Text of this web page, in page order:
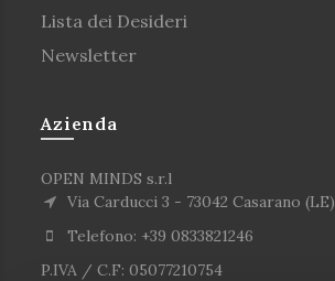
Lista dei Desideri
Newsletter
Azienda
OPEN MINDS s.r.l
Via Carducci 3 - 73042 Casarano (LE)
Telefono: +39 0833821246
P.IVA / C.F: 05077210754